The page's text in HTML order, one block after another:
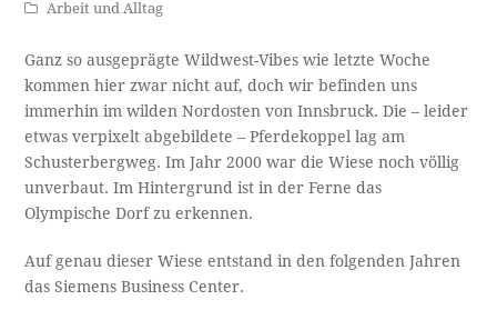
Arbeit und Alltag
Ganz so ausgeprägte Wildwest-Vibes wie letzte Woche
kommen hier zwar nicht auf, doch wir befinden uns
immerhin im wilden Nordosten von Innsbruck. Die – leider
etwas verpixelt abgebildete – Pferdekoppel lag am
Schusterbergweg. Im Jahr 2000 war die Wiese noch völlig
unverbaut. Im Hintergrund ist in der Ferne das
Olympische Dorf zu erkennen.
Auf genau dieser Wiese entstand in den folgenden Jahren
das Siemens Business Center.